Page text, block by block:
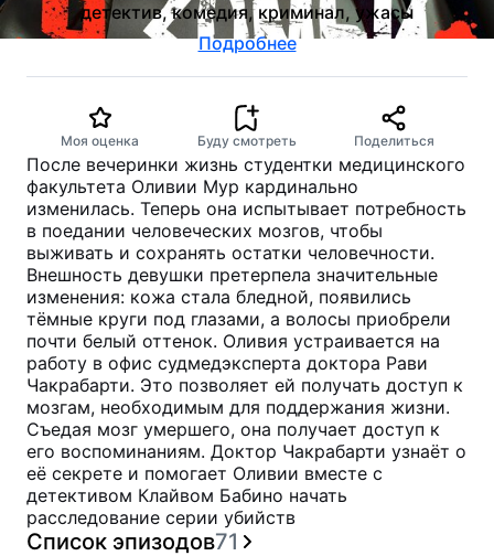
детектив, комедия, криминал, ужасы
Подробнее
Моя оценка Буду смотреть Поделиться
После вечеринки жизнь студентки медицинского
факультета Оливии Мур кардинально
изменилась. Теперь она испытывает потребность
в поедании человеческих мозгов, чтобы
выживать и сохранять остатки человечности.
Внешность девушки претерпела значительные
изменения: кожа стала бледной, появились
тёмные круги под глазами, а волосы приобрели
почти белый оттенок. Оливия устраивается на
работу в офис судмедэксперта доктора Рави
Чакрабарти. Это позволяет ей получать доступ к
мозгам, необходимым для поддержания жизни.
Съедая мозг умершего, она получает доступ к
его воспоминаниям. Доктор Чакрабарти узнаёт о
её секрете и помогает Оливии вместе с
детективом Клайвом Бабино начать
расследование серии убийств
Список эпизодов71